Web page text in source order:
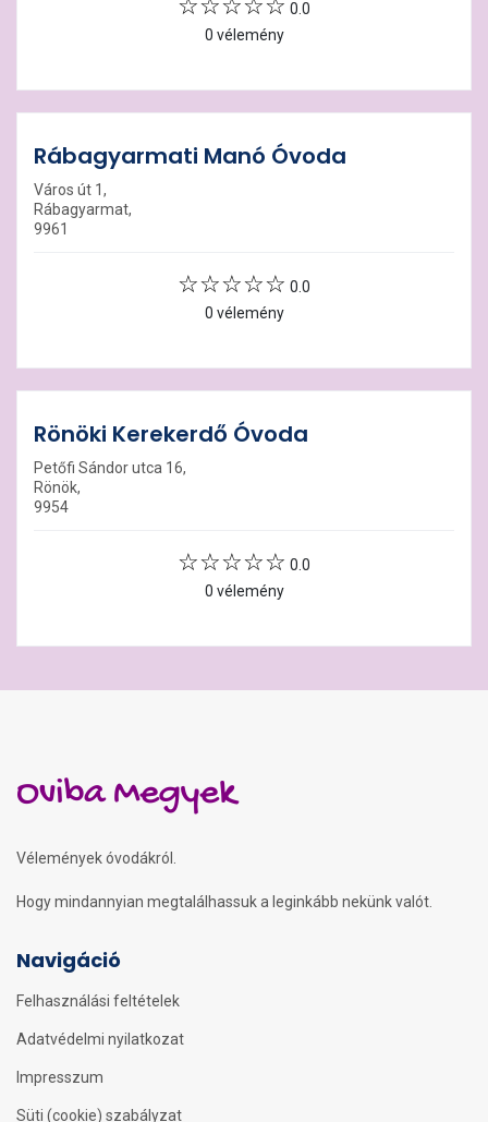
0.0
0 vélemény
Rábagyarmati Manó Óvoda
Város út 1,
Rábagyarmat,
9961
0.0
0 vélemény
Rönöki Kerekerdő Óvoda
Petőfi Sándor utca 16,
Rönök,
9954
0.0
0 vélemény
Oviba Megyek
Vélemények óvodákról.
Hogy mindannyian megtalálhassuk a leginkább nekünk valót.
Navigáció
Felhasználási feltételek
Adatvédelmi nyilatkozat
Impresszum
Süti (cookie) szabályzat